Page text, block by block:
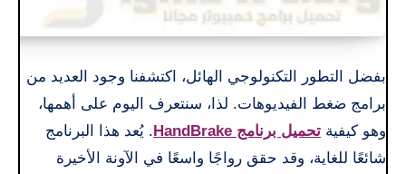
بفضل التطور التكنولوجي الهائل، اكتشفنا وجود العديد من
برامج ضغط الفيديوهات. لذا، سنتعرف اليوم على أهمها،
وهو كيفية تحميل برنامج HandBrake
. يُعد هذا البرنامج
شائعًا للغاية، وقد حقق رواجًا واسعًا في الآونة الأخيرة